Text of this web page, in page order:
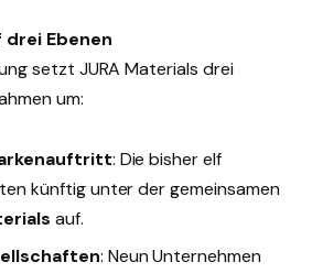
drei Ebenen
setzt JURA Materials drei
um:
: Die bisher elf
künftig unter der gemeinsamen
auf.
: Neun Unternehmen